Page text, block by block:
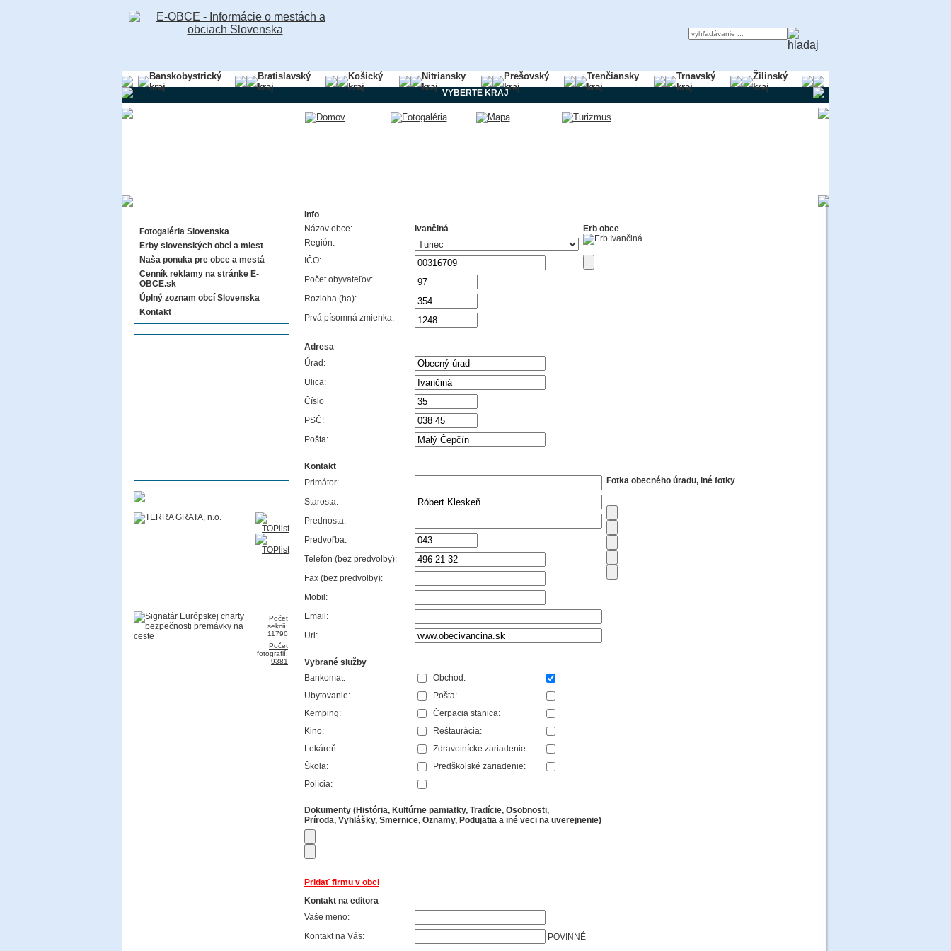
Banskobystrický
kraj
Bratislavský
kraj
Košický
kraj
Nitriansky
kraj
Prešovský
kraj
Trenčiansky
kraj
Trnavský
kraj
Žilinský
kraj
VYBERTE KRAJ
Fotogaléria Slovenska
Erby slovenských obcí a miest
Naša ponuka pre obce a mestá
Cenník reklamy na stránke E-
OBCE.sk
Úplný zoznam obcí Slovenska
Kontakt
Počet
sekcií:
11790
Počet
fotografií:
9381
Info
Názov obce:
Ivančiná
Erb obce
Región:
IČO:
Počet obyvateľov:
Rozloha (ha):
Prvá písomná zmienka:
Adresa
Úrad:
Ulica:
Číslo
PSČ:
Pošta:
Kontakt
Primátor:
Fotka obecného úradu, iné fotky
Starosta:
Prednosta:
Predvoľba:
Telefón (bez predvolby):
Fax (bez predvolby):
Mobil:
Email:
Url:
Vybrané služby
Bankomat:
Obchod:
Ubytovanie:
Pošta:
Kemping:
Čerpacia stanica:
Kino:
Reštaurácia:
Lekáreň:
Zdravotnícke zariadenie:
Škola:
Predškolské zariadenie:
Polícia:
Dokumenty (História, Kultúrne pamiatky, Tradície, Osobnosti,
Príroda, Vyhlášky, Smernice, Oznamy, Podujatia a iné veci na uverejnenie)
Pridať firmu v obci
Kontakt na editora
Vaše meno:
Kontakt na Vás:
POVINNÉ